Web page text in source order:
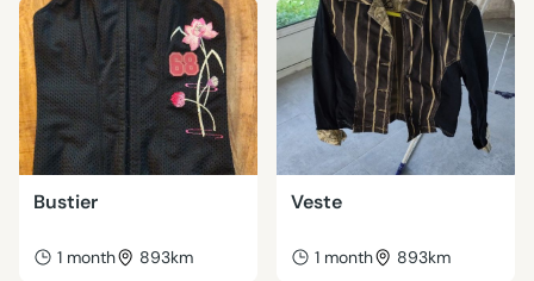
Bustier
1 month 893km
Veste
1 month 893km